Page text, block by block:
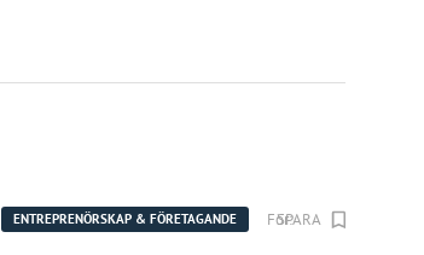
ENTREPRENÖRSKAP & FÖRETAGANDE För: Humbleton
SPARA